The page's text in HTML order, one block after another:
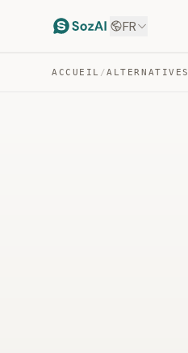
FR
ACCUEIL /ALTERNATIVES